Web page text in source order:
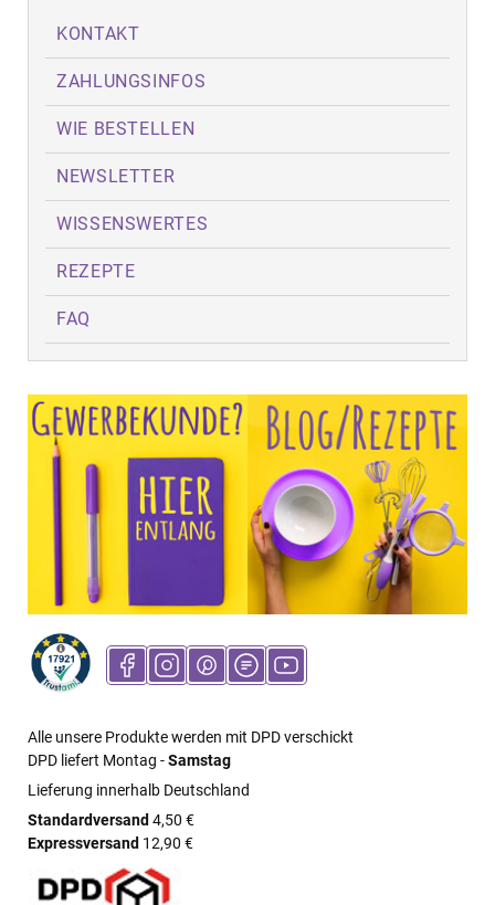
KONTAKT
ZAHLUNGSINFOS
WIE BESTELLEN
NEWSLETTER
WISSENSWERTES
REZEPTE
FAQ
Alle unsere Produkte werden mit DPD verschickt
DPD liefert Montag -Samstag
Lieferung innerhalb Deutschland
Standardversand 4,50 €
Expressversand 12,90 €